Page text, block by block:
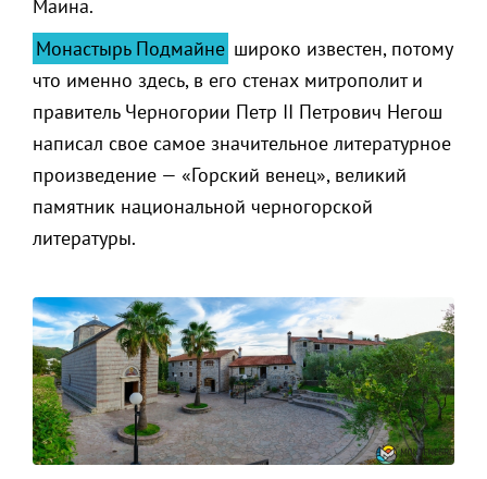
Маина.
Монастырь Подмайне широко известен, потому
что именно здесь, в его стенах митрополит и
правитель Черногории Петр II Петрович Негош
написал свое самое значительное литературное
произведение — «Горский венец», великий
памятник национальной черногорской
литературы.